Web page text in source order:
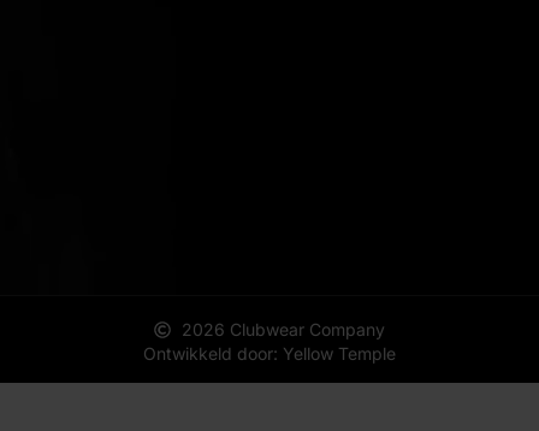
2026 Clubwear Company
Ontwikkeld door: Yellow Temple